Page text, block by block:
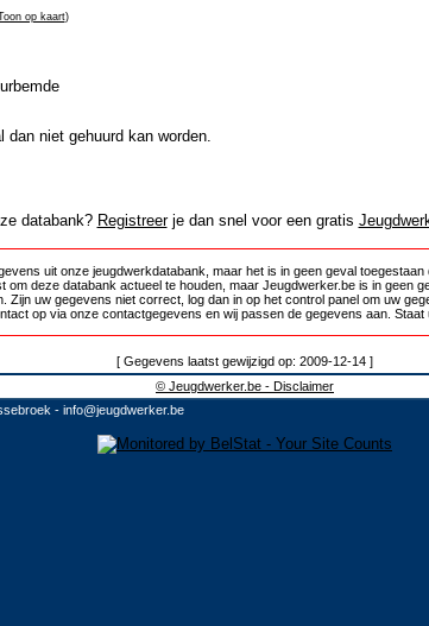
op kaart)
niet gehuurd kan worden.
databank? Registreerje dan snel voor een gratis
uit onze jeugdwerkdatabank, maar het is in geen geval
om deze databank actueel te houden, maar Jeugdwerker.be is in geen
Zijn uw gegevens niet correct, log dan in op het control panel om uw
op via onze contactgegevens en wij passen de gegevens aan.
[ Gegevens laatst gewijzigd op: 2009-12-14 ]
© Jeugdwerker.be - Disclaimer
- info@jeugdwerker.be